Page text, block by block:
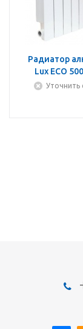
Радиатор
Lux ECO
Уточнить